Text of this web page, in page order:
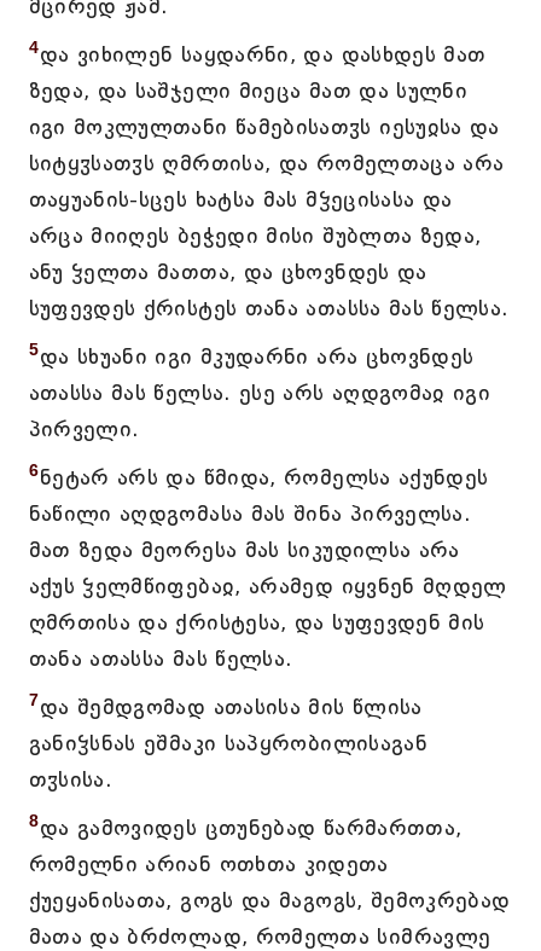
მცირედ ჟამ.
4და ვიხილენ საყდარნი, და დასხდეს მათ
ზედა, და საშჯელი მიეცა მათ და სულნი
იგი მოკლულთანი წამებისათჳს იესუჲსა და
სიტყჳსათჳს ღმრთისა, და რომელთაცა არა
თაყუანის-სცეს ხატსა მას მჴეცისასა და
არცა მიიღეს ბეჭედი მისი შუბლთა ზედა,
ანუ ჴელთა მათთა, და ცხოვნდეს და
სუფევდეს ქრისტეს თანა ათასსა მას წელსა.
5და სხუანი იგი მკუდარნი არა ცხოვნდეს
ათასსა მას წელსა. ესე არს აღდგომაჲ იგი
პირველი.
6ნეტარ არს და წმიდა, რომელსა აქუნდეს
ნაწილი აღდგომასა მას შინა პირველსა.
მათ ზედა მეორესა მას სიკუდილსა არა
აქუს ჴელმწიფებაჲ, არამედ იყვნენ მღდელ
ღმრთისა და ქრისტესა, და სუფევდენ მის
თანა ათასსა მას წელსა.
7და შემდგომად ათასისა მის წლისა
განიჴსნას ეშმაკი საპყრობილისაგან
თჳსისა.
8და გამოვიდეს ცთუნებად წარმართთა,
რომელნი არიან ოთხთა კიდეთა
ქუეყანისათა, გოგს და მაგოგს, შემოკრებად
მათა და ბრძოლად, რომელთა სიმრავლე